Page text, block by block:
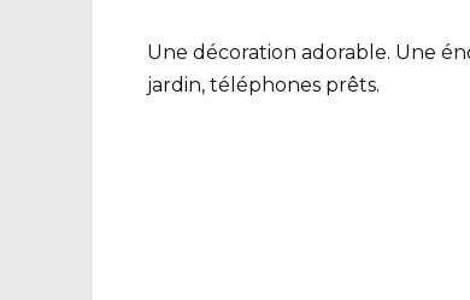
Une décoration adorable. Une
jardin, téléphones prêts.